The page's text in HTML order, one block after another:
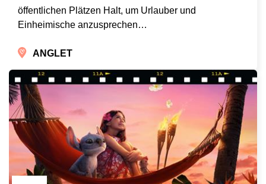
öffentlichen Plätzen Halt, um Urlauber und
Einheimische anzusprechen…
ANGLET